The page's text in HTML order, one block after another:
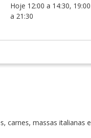
Hoje 12:00 a 14:30, 19:00
a 21:30
carnes, massas italianas e